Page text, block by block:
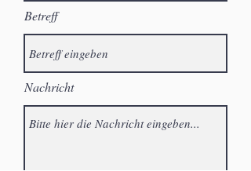
Betreff
Nachricht